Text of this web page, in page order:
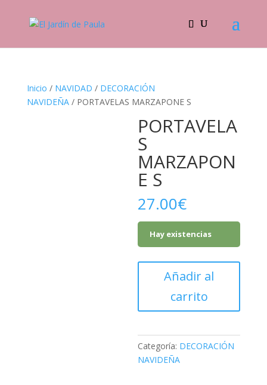
Inicio / NAVIDAD / DECORACIÓN
NAVIDEÑA/ PORTAVELAS MARZAPONE S
PORTAVELA
S
MARZAPON
E S
27.00€
Hay existencias
MARZAPONE
cantidad
Añadir al
carrito
Categoría: DECORACIÓN
NAVIDEÑA